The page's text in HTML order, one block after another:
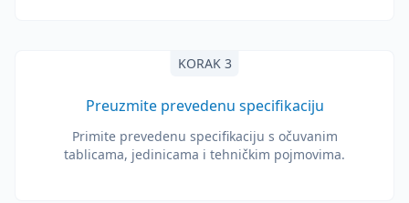
KORAK 3
Preuzmite prevedenu specifikaciju
Primite prevedenu specifikaciju s očuvanim
tablicama, jedinicama i tehničkim pojmovima.